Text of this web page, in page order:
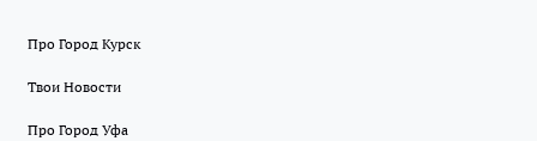
Про Город Курск
Твои Новости
Про Город Уфа